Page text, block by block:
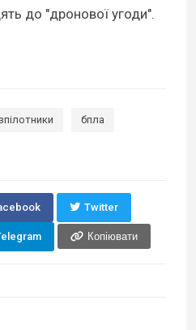
до "дронової угоди".
бпла
Twitter
Копіювати